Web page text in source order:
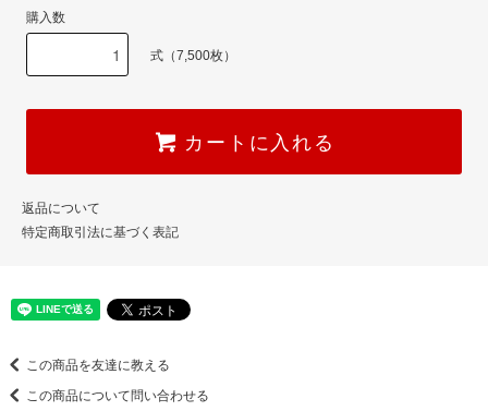
購入数
式（7,500枚）
カートに入れる
返品について
特定商取引法に基づく表記
この商品を友達に教える
この商品について問い合わせる